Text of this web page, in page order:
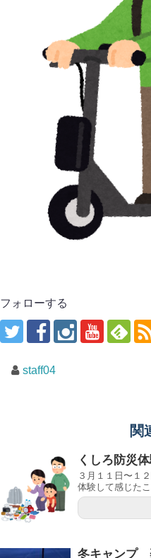
フォローする
staff04
関
くしろ防災
３月１１日〜１
体験して感じたこ
冬キャンプ